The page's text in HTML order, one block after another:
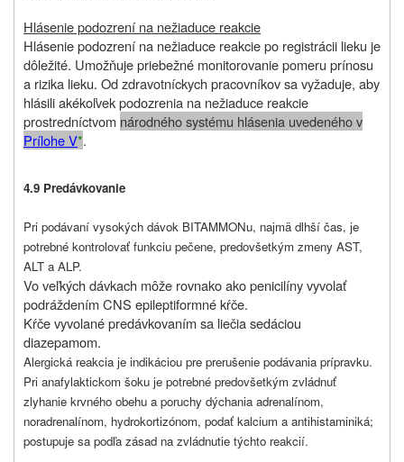
Hlásenie podozrení na nežiaduce reakcie
Hlásenie podozrení na nežiaduce reakcie po registrácii lieku je
dôležité. Umožňuje priebežné monitorovanie pomeru prínosu
a rizika lieku. Od zdravotníckych pracovníkov sa vyžaduje, aby
hlásili akékoľvek podozrenia na nežiaduce reakcie
prostredníctvom národného systému hlásenia uvedeného v
Prílohe V*.
4.9 Predávkovanie
Pri podávaní vysokých dávok BITAMMONu, najmä dlhší čas, je
potrebné kontrolovať funkciu pečene, predovšetkým zmeny AST,
ALT a ALP.
Vo veľkých dávkach môže rovnako ako penicilíny vyvolať
podráždením CNS epileptiformné kŕče.
Kŕče vyvolané predávkovaním sa liečia sedáciou
diazepamom.
Alergická reakcia je indikáciou pre prerušenie podávania prípravku.
Pri anafylaktickom šoku je potrebné predovšetkým zvládnuť
zlyhanie krvného obehu a poruchy dýchania adrenalínom,
noradrenalínom, hydrokortizónom, podať kalcium a antihistaminiká;
postupuje sa podľa zásad na zvládnutie týchto reakcií.